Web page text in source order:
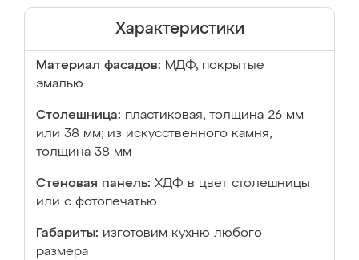
Характеристики
Материал фасадов: МДФ, покрытые
эмалью
Столешница: пластиковая, толщина 26 мм
или 38 мм; из искусственного камня,
толщина 38 мм
Стеновая панель: ХДФ в цвет столешницы
или с фотопечатью
Габариты: изготовим кухню любого
размера